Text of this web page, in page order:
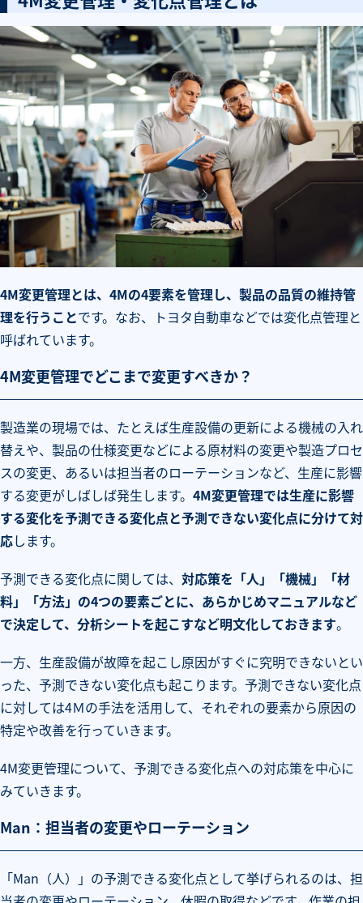
4M変更管理とは、4Mの4要素を管理し、製品の品質の維持管
理を行うことです。なお、トヨタ自動車などでは変化点管理と
呼ばれています。
4M変更管理でどこまで変更すべきか？
製造業の現場では、たとえば生産設備の更新による機械の入れ
替えや、製品の仕様変更などによる原材料の変更や製造プロセ
スの変更、あるいは担当者のローテーションなど、生産に影響
する変更がしばしば発生します。 4M変更管理では生産に影響
する変化を予測できる変化点と予測できない変化点に分けて対
応します。
予測できる変化点に関しては、 対応策を「人」「機械」「材
料」「方法」の4つの要素ごとに、あらかじめマニュアルなど
で決定して、分析シートを起こすなど明文化しておきます。
一方、生産設備が故障を起こし原因がすぐに究明できないとい
った、予測できない変化点も起こります。予測できない変化点
に対しては4Ｍの手法を活用して、それぞれの要素から原因の
特定や改善を行っていきます。
4M変更管理について、予測できる変化点への対応策を中心に
みていきます。
Man：担当者の変更やローテーション
「Man（人）」の予測できる変化点として挙げられるのは、担